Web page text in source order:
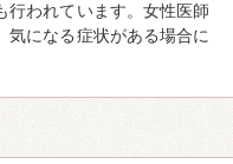
行われています。女性医師
気になる症状がある場合に